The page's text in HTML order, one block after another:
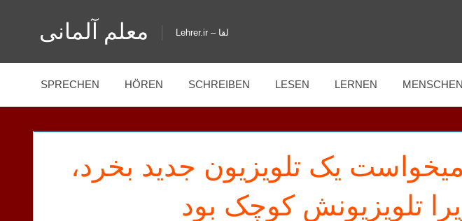
معلم آلمانی Lehrer.ir – لقا
SPRECHEN HÖREN SCHREIBEN LESEN LERNEN MENSCHEN
یک تلویزیون جدید بخرد،
تلویزیونش کوچک بود